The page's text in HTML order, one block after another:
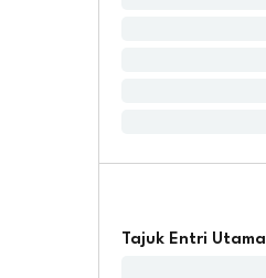
Tajuk Entri Utama